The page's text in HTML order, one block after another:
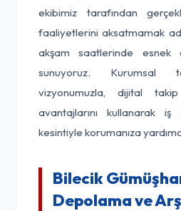
ekibimiz tarafından
faaliyetlerini aksatmamak
akşam saatlerinde esnek
sunuyoruz. Kurumsal
vizyonumuzla, dijital
avantajlarını kullanarak
kesintiyle korumanıza
Bilecik
Depolama ve